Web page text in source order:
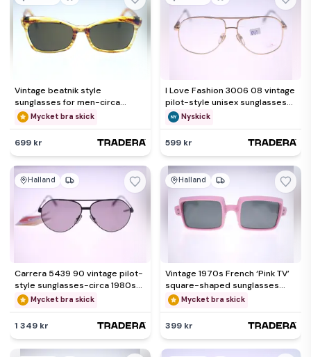
Vintage beatnik style
sunglasses for men-circa
1960s (Weight: 30g) FREE
postage
Mycket bra skick
699 kr
I Love Fashion 3006 08 vintage
pilot-style unisex sunglasses
frame-NEW-26g
Nyskick
599 kr
Halland
Carrera 5439 90 vintage pilot-
style sunglasses-circa 1980s-
NEW with tag-24g
Mycket bra skick
1 349 kr
Halland
Vintage 1970s French ‘Pink TV’
square-shaped sunglasses
(Weight: 38g) FREE POST
Mycket bra skick
399 kr